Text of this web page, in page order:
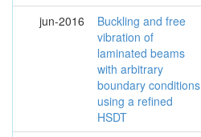
jun-2016
Buckling and free
vibration of
laminated beams
with arbitrary
boundary conditions
using a refined
HSDT